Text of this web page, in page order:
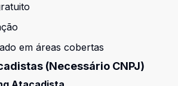
em áreas cobertas
(Necessário CNPJ)